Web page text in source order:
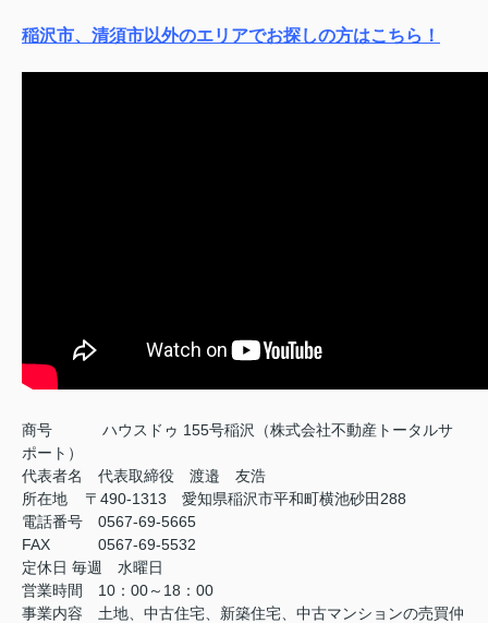
稲沢市、清須市以外のエリアでお探しの方はこちら！
商号
ハウスドゥ 155号稲沢（株式会社不動産トータルサ
ポート）
代表者名 代表取締役 渡邉 友浩
所在地 〒490-1313 愛知県稲沢市平和町横池砂田288
電話番号 0567-69-5665
FAX
0567-69-5532
定休日 毎週 水曜日
営業時間 10：00～18：00
事業内容 土地、中古住宅、新築住宅、中古マンションの売買仲